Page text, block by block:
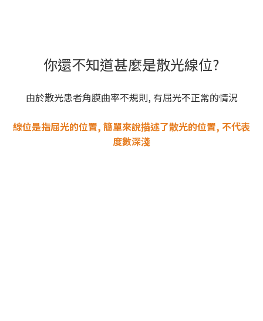
你還不知道甚麼是散光線位?
由於散光患者角膜曲率不規則, 有屈光不正常的情況
線位是指屈光的位置, 簡單來說描述了散光的位置, 不代表
度數深淺